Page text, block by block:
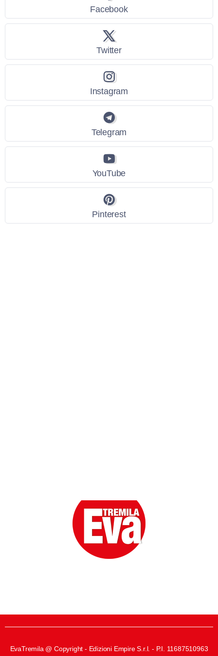
Facebook
Twitter
Instagram
Telegram
YouTube
Pinterest
EvaTremila @ Copyright - Edizioni Empire S.r.l. - P.I. 11687510963​